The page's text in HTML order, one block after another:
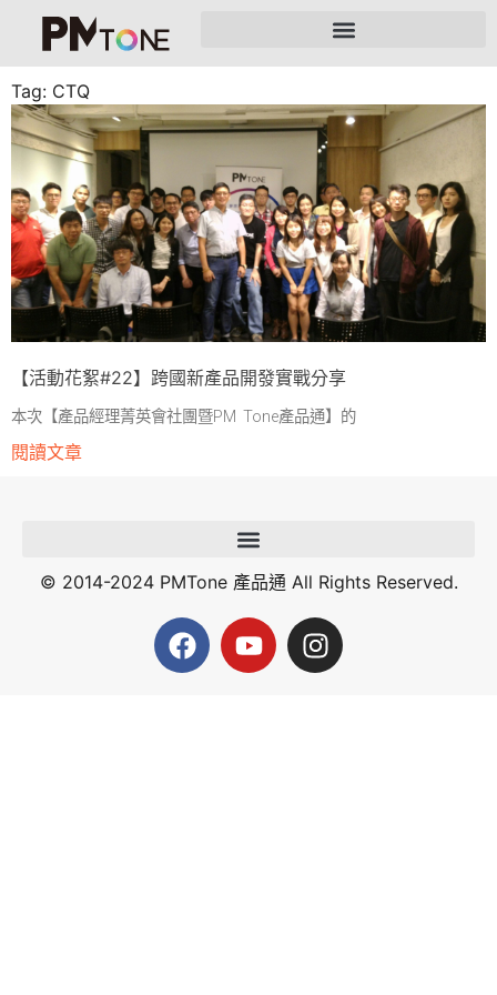
Tag: CTQ
【活動花絮#22】跨國新產品開發實戰分享
本次【產品經理菁英會社團暨PM Tone產品通】的
閱讀文章
© 2014-2024 PMTone 產品通 All Rights Reserved.